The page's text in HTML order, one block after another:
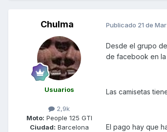
Chulma
Usuarios
2,9k
Moto: People 125 GTI
Ciudad: Barcelona
Publicado 21 de
Desde el grupo
de facebook en la
Las camisetas
El pago hay que